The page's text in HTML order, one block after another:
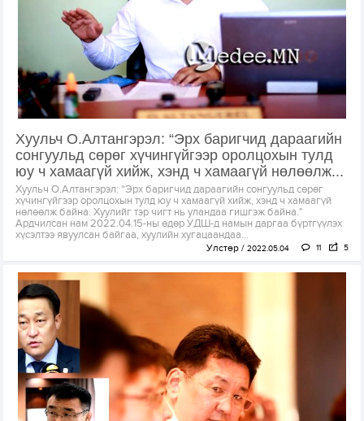
Хуульч О.Алтангэрэл: “Эрх баригчид дараагийн
сонгуульд сөрөг хүчингүйгээр оролцохын тулд
юу ч хамаагүй хийж, хэнд ч хамаагүй нөлөөлж...
Хуульч О.Алтангэрэл: “Эрх баригчид дараагийн сонгуульд сөрөг
хүчингүйгээр оролцохын тулд юу ч хамаагүй хийж, хэнд ч хамаагүй
нөлөөлж байна. Хуулийг тэр чигт нь уландаа гишгэж байна."
Ардчилсан нам 2022.04.15-ны өдөр УДШ-д намын даргаа бүртгүүлэх
хүсэлтээ явуулсан байгаа, хуулийн хугацаандаа...
Улстөр 2022.05.04 11 5